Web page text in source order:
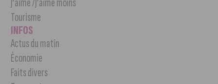
Tourisme
INFOS
Actus du matin
Économie
Faits divers